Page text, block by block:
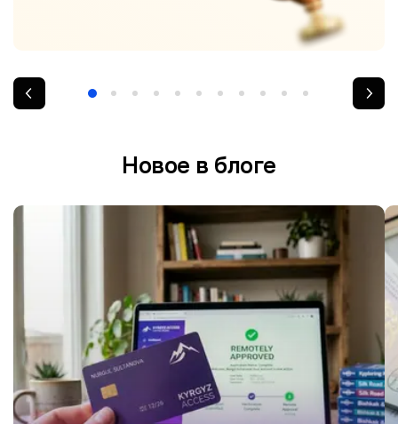
Новое в блоге